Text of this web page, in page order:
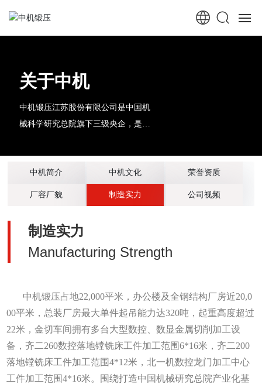
走进中机
中机新闻
桩工机械
服务中心
中机锻压江苏股份有限公司是中国机
械科学研究总院旗下三级央企，是北
小巨人企业，服务型制造企业，江苏
省高新技术企业，海安市“创新型领
军企业”、“工业百强企业”
关于中机
中机简介 中机文化 荣誉资质
厂容厂貌 制造实力 公司视频
制造实力
Manufacturing Strength
中机锻压占地22,000平米，办公楼及全钢结构厂房近20,0
00平米，总装厂房最大单件起吊能力达320吨，起重高度超过
22米，金切车间拥有多台大型数控、数显金属切削加工设
备，齐二260数控落地镗铣床工件加工范围6*16米，齐二200
落地镗铣床工件加工范围4*12米，北一机数控龙门加工中心
工件加工范围4*16米。围绕打造中国机械研究总院产业化基